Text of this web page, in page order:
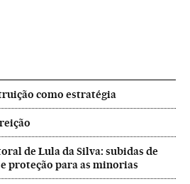
como estratégia
de Lula da Silva: subidas de
proteção para as minorias